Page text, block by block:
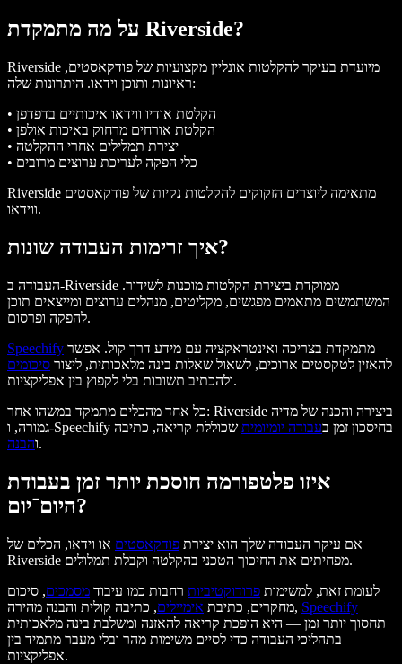
על מה מתמקדת Riverside?
Riverside מיועדת בעיקר להקלטות אונליין מקצועיות של פודקאסטים,
ראיונות ותוכן וידאו. היתרונות שלה:
• הקלטת אודיו ווידאו איכותיים בדפדפן
• הקלטת אורחים מרחוק באיכות אולפן
• יצירת תמלילים אחרי ההקלטה
• כלי הפקה לעריכת ערוצים מרובים
Riverside מתאימה ליוצרים הזקוקים להקלטות נקיות של פודקאסטים
ווידאו.
איך זרימות העבודה שונות?
העבודה ב-Riverside ממוקדת ביצירת הקלטות מוכנות לשידור.
המשתמשים מתאמים מפגשים, מקליטים, מנהלים ערוצים ומייצאים תוכן
להפקה ופרסום.
Speechify
להאזין לטקסטים ארוכים, לשאול שאלות בינה מלאכותית, ליצור סיכומים
ולהכתיב תשובות בלי לקפוץ בין אפליקציות.
כל אחד מהכלים מתמקד במשהו אחר: Riverside ביצירה והכנה של מדיה
גמורה, ו-Speechify בחיסכון זמן בעבודה יומיומית שכוללת קריאה, כתיבה
והבנה .
איזו פלטפורמה חוסכת יותר זמן בעבודת
היום־יום?
אם עיקר העבודה שלך הוא יצירת פודקאסטים או וידאו, הכלים של
Riverside מפחיתים את החיכוך הטכני בהקלטה וקבלת תמלולים.
לעומת זאת, למשימות פרודוקטיביות רחבות כמו עיבוד מסמכים, סיכום
מחקרים, כתיבת אימיילים , כתיבה קולית והבנה מהירה, Speechify
תחסוך יותר זמן — היא הופכת קריאה להאזנה ומשלבת בינה מלאכותית
בתהליכי העבודה כדי לסיים משימות מהר ובלי מעבר מתמיד בין
אפליקציות.